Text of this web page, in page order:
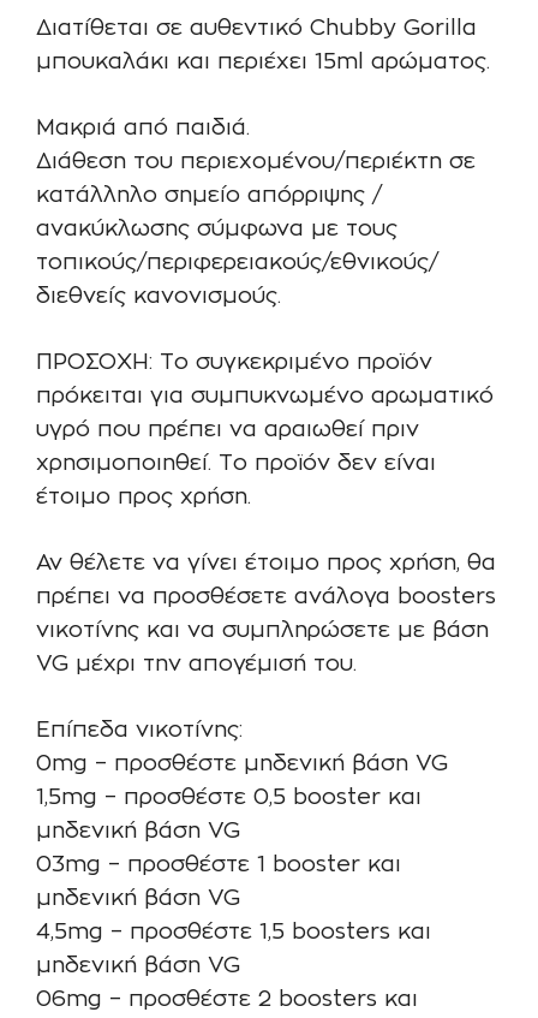
Διατίθεται σε αυθεντικό Chubby Gorilla
μπουκαλάκι και περιέχει 15ml αρώματος.
Μακριά από παιδιά.
Διάθεση του περιεχομένου/περιέκτη σε
κατάλληλο σημείο απόρριψης /
ανακύκλωσης σύμφωνα με τους
τοπικούς/περιφερειακούς/εθνικούς/
διεθνείς κανονισμούς.
ΠΡΟΣΟΧΗ: Το συγκεκριμένο προϊόν
πρόκειται για συμπυκνωμένο αρωματικό
υγρό που πρέπει να αραιωθεί πριν
χρησιμοποιηθεί. Το προϊόν δεν είναι
έτοιμο προς χρήση.
Αν θέλετε να γίνει έτοιμο προς χρήση, θα
πρέπει να προσθέσετε ανάλογα boosters
νικοτίνης και να συμπληρώσετε με βάση
VG μέχρι την απογέμισή του.
Επίπεδα νικοτίνης:
0mg – προσθέστε μηδενική βάση VG
1,5mg – προσθέστε 0,5 booster και
μηδενική βάση VG
03mg – προσθέστε 1 booster και
μηδενική βάση VG
4,5mg – προσθέστε 1,5 boosters και
μηδενική βάση VG
06mg – προσθέστε 2 boosters και